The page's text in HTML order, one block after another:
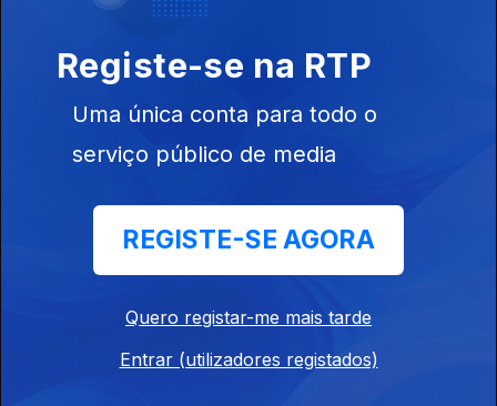
11h00 Edição Susana Lemos
06 ago. 2026
10h00 Edição Germano Campos
09h00 Edição Germano Campos
Registe-se na RTP
Uma única conta para todo o
serviço público de media
REGISTE-SE AGORA
Quero registar-me mais tarde
Entrar (utilizadores registados)